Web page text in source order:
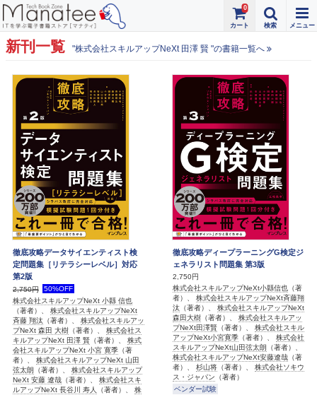
0
新刊一覧 "株式会社スキルアップNeXt 田澤 賢 "の書籍一覧へ
徹底攻略データサイエンティスト検
定問題集［リテラシーレベル］対応
第2版
2,750円
50%OFF
株式会社スキルアップNeXt 小縣 信也
（著者）、 株式会社スキルアップNeXt
斉藤 翔汰 （著者）、 株式会社スキルアッ
プNeXt 森田 大樹 （著者）、 株式会社ス
キルアップNeXt 田澤 賢 （著者）、 株式
会社スキルアップNeXt 小宮 寛季 （著
者）、 株式会社スキルアップNeXt 山田
弦太朗 （著者）、 株式会社スキルアップ
NeXt 安藤 遼哉 （著者）、 株式会社スキ
ルアップNeXt 長谷川 寿人
（著者）、 株
徹底攻略ディープラーニングG検定ジ
ェネラリスト問題集 第3版
2,750円
株式会社スキルアップNeXt小縣信也 （著
者）、 株式会社スキルアップNeXt斉藤翔
汰 （著者）、 株式会社スキルアップNeXt
森田大樹 （著者）、 株式会社スキルアッ
プNeXt田澤賢 （著者）、 株式会社スキル
アップNeXt小宮寛季 （著者）、 株式会社
スキルアップNeXt山田弦太朗 （著者）、
株式会社スキルアップNeXt安藤遼哉 （著
者）、 杉山将 （著者）、 株式会社ソキウ
ス・ジャパン （著者）
ベンダー試験